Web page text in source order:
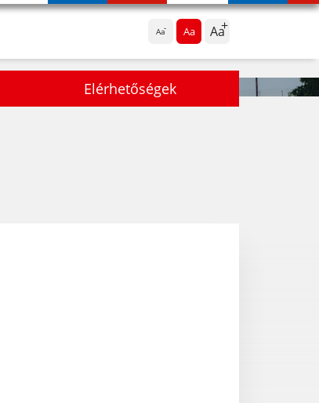
Aa Aa Aa
Elérhetőségek